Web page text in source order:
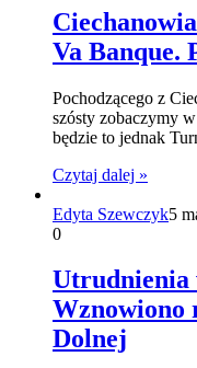
Va Banque.
Pochodzącego z
szósty zobaczymy
będzie to jednak
Czytaj dalej »
Edyta Szewczyk5
0
Utrudnienia
Wznowiono
Dolnej